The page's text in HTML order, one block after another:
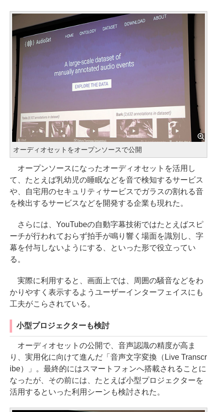
オーディオセットをオープンソースで公開
オープンソースになったオーディオセットを活用し
て、たとえば乳幼児の睡眠などを音で検知するサービス
や、自宅用のセキュリティサービスでガラスの割れる音
を検出するサービスなどを開発する企業も現れた。
さらには、YouTubeの自動字幕技術ではたとえばスピ
ーチが行われておらず拍手が鳴り響く場面を識別し、字
幕を付与しないようにする、といった形で役立ってい
る。
実際に利用すると、画面上では、周囲の騒音などをわ
かりやすく表示するようユーザーインターフェイスにも
工夫がこらされている。
小型プロジェクターも検討
オーディオセットの公開で、音声認識の精度が高ま
り、実用化に向けて進んだ「音声文字変換（Live Transcr
ibe）」。最終的にはスマートフォンへ搭載されることに
なったが、その前には、たとえば小型プロジェクターを
活用するといった利用シーンも検討された。